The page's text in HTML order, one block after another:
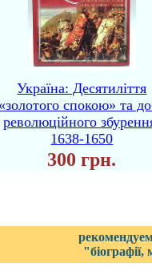
Україна: Десятиліття
«золотого спокою» та
революційного
1638-1650
300 грн.